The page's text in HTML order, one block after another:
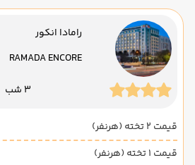
رامادا انکور
RAMADA ENCORE
3 شب
قیمت 2 تخته (هرنفر)
قیمت 1 تخته (هرنفر)